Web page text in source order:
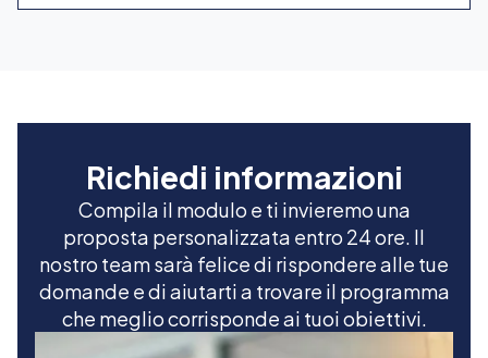
Richiedi informazioni
Compila il modulo e ti invieremo una
proposta personalizzata entro 24 ore. Il
nostro team sarà felice di rispondere alle tue
domande e di aiutarti a trovare il programma
che meglio corrisponde ai tuoi obiettivi.